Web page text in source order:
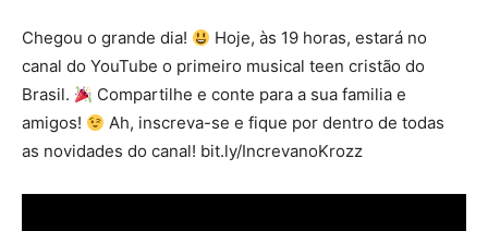
Chegou o grande dia!
Hoje, às 19 horas, estará no
canal do YouTube o primeiro musical teen cristão do
Brasil.
Compartilhe e conte para a sua familia e
amigos!
Ah, inscreva-se e fique por dentro de todas
as novidades do canal! bit.ly/IncrevanoKrozz